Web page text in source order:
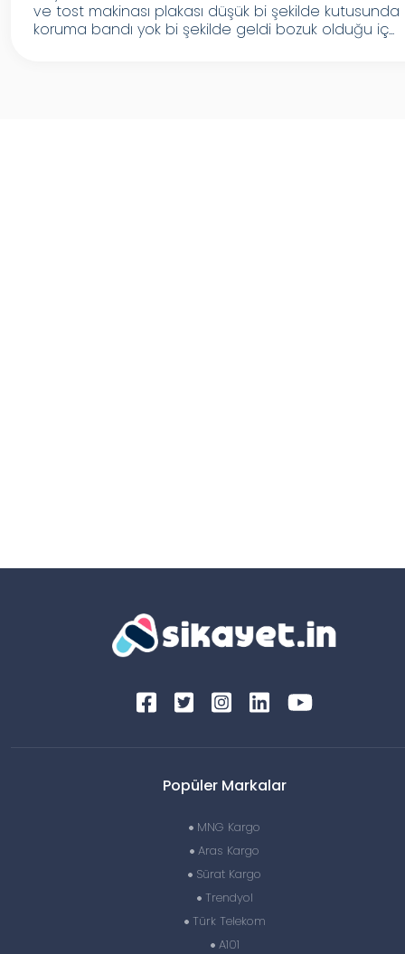
ve tost makinası plakası düşük bi şekilde kutusunda
koruma bandı yok bi şekilde geldi bozuk olduğu iç...
Popüler Markalar
MNG Kargo
Aras Kargo
Sürat Kargo
Trendyol
Türk Telekom
A101